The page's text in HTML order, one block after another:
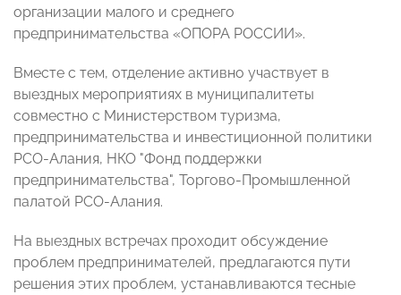
организации малого и среднего
предпринимательства «ОПОРА РОССИИ».
Вместе с тем, отделение активно участвует в
выездных мероприятиях в муниципалитеты
совместно с Министерством туризма,
предпринимательства и инвестиционной политики
РСО-Алания, НКО "Фонд поддержки
предпринимательства", Торгово-Промышленной
палатой РСО-Алания.
На выездных встречах проходит обсуждение
проблем предпринимателей, предлагаются пути
решения этих проблем, устанавливаются тесные